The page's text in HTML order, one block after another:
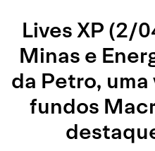
Lives XP (2/
Minas e
da Petro,
fundos